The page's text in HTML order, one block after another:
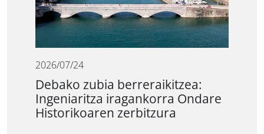
2026/07/24
Debako zubia berreraikitzea:
Ingeniaritza iragankorra Ondare
Historikoaren zerbitzura